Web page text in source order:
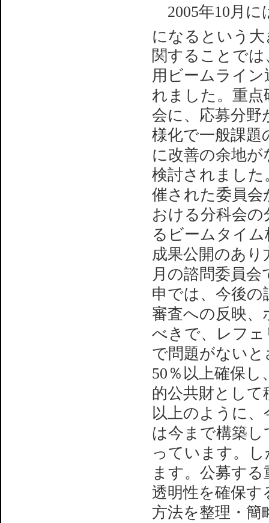
2005年10月に
になるという
関することでは
用ビームライン
れました。重点
会に、応募分野
様化で一般課題
に改善の余地
検討されました
催された委員会
おける分科会
るビームタイ
成果公開のあり
月の諮問委員
申では、今後の
審査への反映
べきで、レフェ
で問題がない
50％以上確保
的公共財とし
以上のように
は今まで構築
っています。
ます。公募す
透明性を確保す
方法を整理・簡